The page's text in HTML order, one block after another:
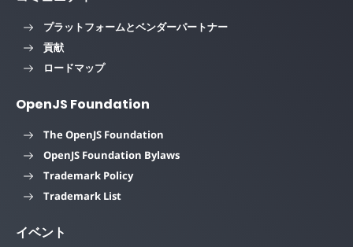
プラットフォームとベンダーパートナー
貢献
ロードマップ
OpenJS Foundation
The OpenJS Foundation
OpenJS Foundation Bylaws
Trademark Policy
Trademark List
イベント